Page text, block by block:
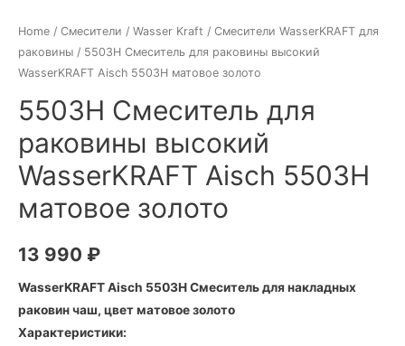
Home / Смесители / Wasser Kraft / Смесители WasserKRAFT для
раковины / 5503Н Смеситель для раковины высокий
WasserKRAFT Aisch 5503H матовое золото
5503Н Смеситель для
раковины высокий
WasserKRAFT Aisch 5503H
матовое золото
13 990 ₽
WasserKRAFT Aisch 5503H Смеситель для накладных
раковин чаш, цвет матовое золото
Характеристики: